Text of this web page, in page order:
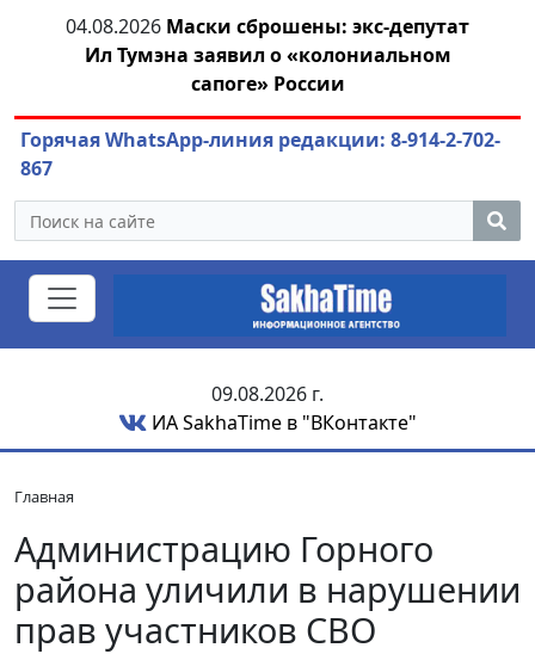
03.08.2026АЛРОСА ушла в минус и
ожидает еще одного финансового удара
Горячая WhatsApp-линия редакции: 8-914-2-702-
867
09.08.2026 г.
ИА SakhaTime в "ВКонтакте"
Главная
Администрацию Горного
района уличили в нарушении
прав участников СВО